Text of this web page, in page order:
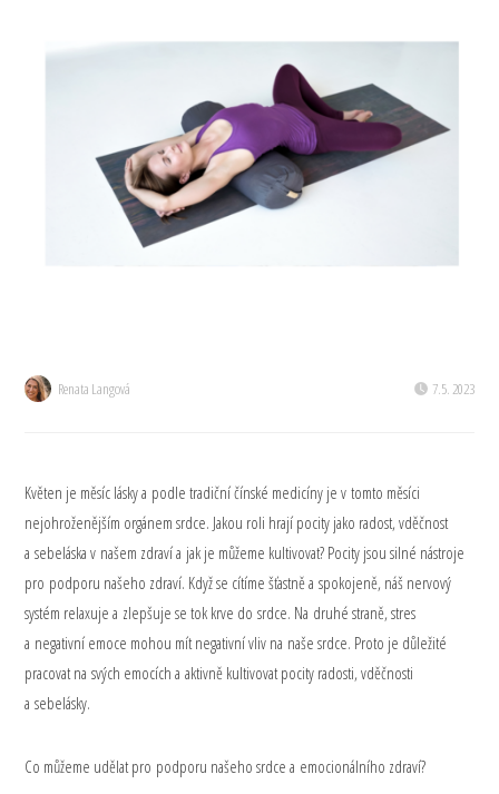
Renata Langová 7.5. 2023
Květen je měsíc lásky a podle tradiční čínské medicíny je v tomto měsíci
nejohroženějším orgánem srdce. Jakou roli hrají pocity jako radost, vděčnost
a sebeláska v našem zdraví a jak je můžeme kultivovat? Pocity jsou silné nástroje
pro podporu našeho zdraví. Když se cítíme šťastně a spokojeně, náš nervový
systém relaxuje a zlepšuje se tok krve do srdce. Na druhé straně, stres
a negativní emoce mohou mít negativní vliv na naše srdce. Proto je důležité
pracovat na svých emocích a aktivně kultivovat pocity radosti, vděčnosti
a sebelásky.
Co můžeme udělat pro podporu našeho srdce a emocionálního zdraví?